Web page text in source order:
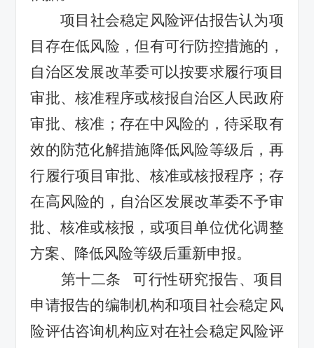
项目社会稳定风险评估报告认为项
目存在低风险，但有可行防控措施的，
自治区发展改革委可以按要求履行项目
审批、核准程序或核报自治区人民政府
审批、核准；存在中风险的，待采取有
效的防范化解措施降低风险等级后，再
行履行项目 审批、核准或核报程序 ；存
在高风险的，自治区发展改革委不予审
批、核准或核报，或项目单位优化调整
方案、降低风险等级后重新申报。
第十二条
可行性研究报告、项目
申请报告的编制机构和项目社会稳定风
险评估咨询机构应对在社会稳定风险评